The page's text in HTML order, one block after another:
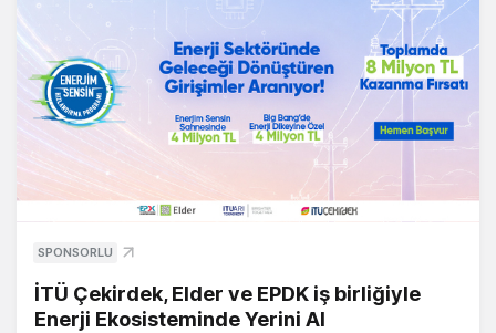
SPONSORLU
İTÜ Çekirdek, Elder ve EPDK iş birliğiyle
Enerji Ekosisteminde Yerini Al